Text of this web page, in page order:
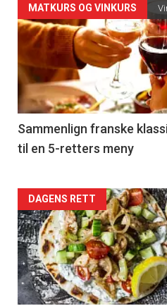
Forsiden
akkurat
nå
-
5
MATKURS OG VINKURS
Sammenlign franske
til en 5-retters meny
Forsiden
akkurat
nå
-
DAGENS RETT